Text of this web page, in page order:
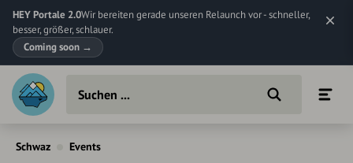
HEY Portale 2.0Wir bereiten gerade unseren Relaunch vor - schneller,
besser, größer, schlauer.
Coming soon →
Schwaz Events